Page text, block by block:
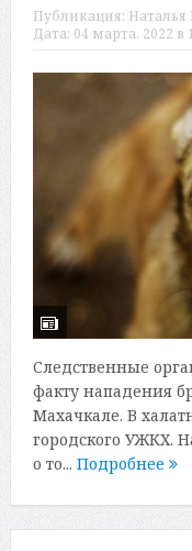
Публикация:
Дата: 04 марта, 2022 в
Следственные
факту нападения
Махачкале. В
городского УЖКХ.
о то... Подробнее